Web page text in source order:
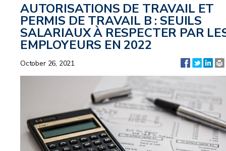
AUTORISATIONS DE TRAVAIL ET
PERMIS DE TRAVAIL B : SEUILS
SALARIAUX À RESPECTER PAR
EMPLOYEURS EN 2022
October 26, 2021